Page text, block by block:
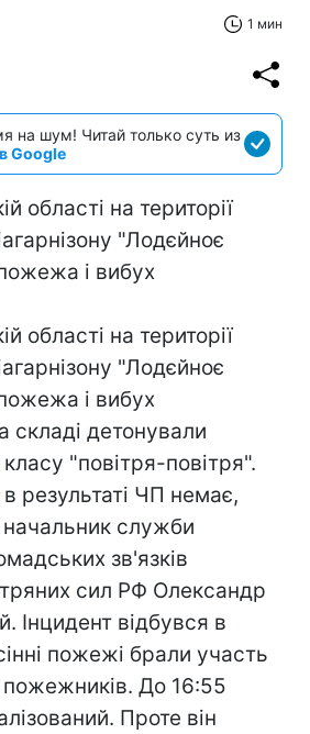
1 мин
на шум! Читай только суть из
Google
області на території
"Лодєйноє
і вибух
області на території
"Лодєйноє
і вибух
складі детонували
"повітря-повітря".
результаті ЧП немає,
служби
зв'язків
сил РФ Олександр
Інцидент відбувся в
пожежі брали участь
До 16:55
Проте він